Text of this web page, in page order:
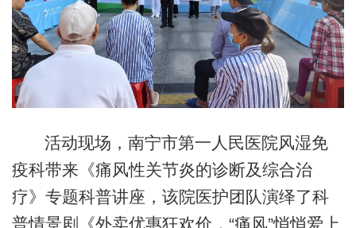
活动现场，南宁市第一人民医院风湿免
疫科带来《痛风性关节炎的诊断及综合治
疗》专题科普讲座，该院医护团队演绎了科
普情景剧《外卖优惠狂欢价，“痛风”悄悄爱上